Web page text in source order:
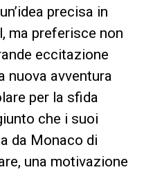
precisa in
ma preferisce non
eccitazione
nuova avventura
per la sfida
che i suoi
da Monaco di
una motivazione